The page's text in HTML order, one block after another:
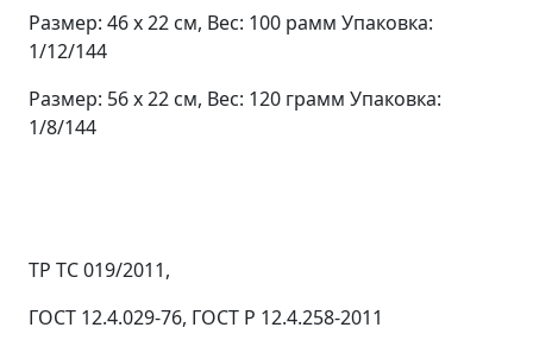
Размер: 46 х 22 см, Вес: 100 рамм Упаковка:
1/12/144
Размер: 56 х 22 см, Вес: 120 грамм Упаковка:
1/8/144
ТР ТС 019/2011,
ГОСТ 12.4.029-76, ГОСТ Р 12.4.258-2011